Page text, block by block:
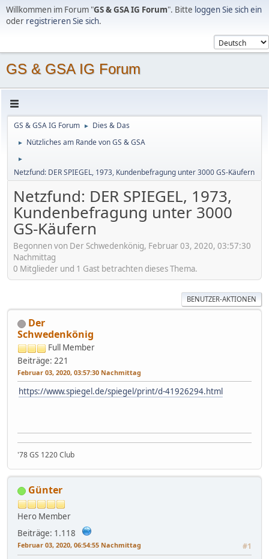
Willkommen im Forum "GS & GSA IG Forum". Bitte loggen Sie sich ein
oder registrieren Sie sich.
GS & GSA IG Forum
GS & GSA IG Forum ► Dies & Das
► Nützliches am Rande von GS & GSA
►
Netzfund: DER SPIEGEL, 1973, Kundenbefragung unter 3000 GS-Käufern
Netzfund: DER SPIEGEL, 1973,
Kundenbefragung unter 3000
GS-Käufern
Begonnen von Der Schwedenkönig, Februar 03, 2020, 03:57:30
Nachmittag
0 Mitglieder und 1 Gast betrachten dieses Thema.
BENUTZER-AKTIONEN
Der
Schwedenkönig
Full Member
Beiträge: 221
Februar 03, 2020, 03:57:30 Nachmittag
https://www.spiegel.de/spiegel/print/d-41926294.html
'78 GS 1220 Club
Günter
Hero Member
Beiträge: 1.118
Februar 03, 2020, 06:54:55 Nachmittag #1